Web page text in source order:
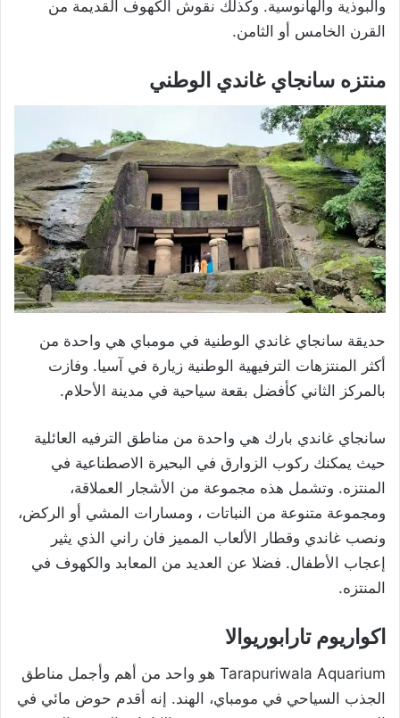
والبوذية والهانوسية. وكذلك نقوش الكهوف القديمة من
القرن الخامس أو الثامن.
منتزه سانجاي غاندي الوطني
حديقة سانجاي غاندي الوطنية في مومباي هي واحدة من
أكثر المنتزهات الترفيهية الوطنية زيارة في آسيا. وفازت
بالمركز الثاني كأفضل بقعة سياحية في مدينة الأحلام.
سانجاي غاندي بارك هي واحدة من مناطق الترفيه العائلية
حيث يمكنك ركوب الزوارق في البحيرة الاصطناعية في
المنتزه. وتشمل هذه مجموعة من الأشجار العملاقة،
ومجموعة متنوعة من النباتات ، ومسارات المشي أو الركض،
ونصب غاندي وقطار الألعاب المميز فان راني الذي يثير
إعجاب الأطفال. فضلا عن العديد من المعابد والكهوف في
المنتزه.
اكواريوم تارابوريوالا
Tarapuriwala Aquarium هو واحد من أهم وأجمل مناطق
الجذب السياحي في مومباي، الهند. إنه أقدم حوض مائي في